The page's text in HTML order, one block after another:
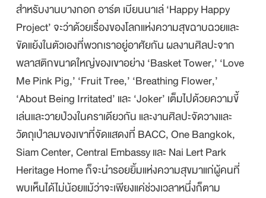
สำหรับงานบางกอก อาร์ต เบียนนาเล่ ‘Happy Happy
Project’ จะว่าด้วยเรื่องของโลกแห่งความสุขฉาบฉวยและ
ขัดแย้งในตัวเองที่พวกเราอยู่อาศัยกัน ผลงานศิลปะจาก
พลาสติกขนาดใหญ่ของเขาอย่าง ‘Basket Tower,’ ‘Love
Me Pink Pig,’ ‘Fruit Tree,’ ‘Breathing Flower,’
‘About Being Irritated’ และ ‘Joker’ เต็มไปด้วยความขี้
เล่นและวายป่วงในคราเดียวกัน และงานศิลปะจัดวางและ
วัตถุเป่าลมของเขาที่จัดแสดงที่ BACC, One Bangkok,
Siam Center, Central Embassy และ Nai Lert Park
Heritage Home ก็จะนำรอยยิ้มแห่งความสุขมาแก่ผู้คนที่
พบเห็นได้ไม่น้อยแม้ว่าจะเพียงแค่ช่วงเวลาหนึ่งก็ตาม